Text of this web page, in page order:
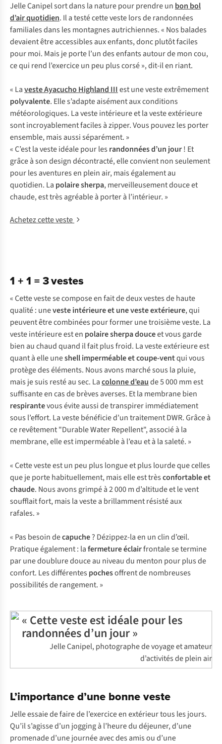
Jelle Canipel sort dans la nature pour prendre un bon bol
d’air quotidien. Il a testé cette veste lors de randonnées
familiales dans les montagnes autrichiennes. « Nos balades
devaient être accessibles aux enfants, donc plutôt faciles
pour moi. Mais je porte l’un des enfants autour de mon cou,
ce qui rend l’exercice un peu plus corsé », dit-il en riant.
« Laveste Ayacucho Highland IIIest une veste extrêmement
polyvalente. Elle s’adapte aisément aux conditions
météorologiques. La veste intérieure et la veste extérieure
sont incroyablement faciles à zipper. Vous pouvez les porter
ensemble, mais aussi séparément. »
« C’est la veste idéale pour les randonnées d’un jour! Et
grâce à son design décontracté, elle convient non seulement
pour les aventures en plein air, mais également au
quotidien. La polaire sherpa, merveilleusement douce et
chaude, est très agréable à porter à l’intérieur. »
Achetez cette veste
1 + 1 = 3 vestes
« Cette veste se compose en fait de deux vestes de haute
qualité : uneveste intérieure et une veste extérieure, qui
peuvent être combinées pour former une troisième veste. La
veste intérieure est en polaire sherpa douceet vous garde
bien au chaud quand il fait plus froid. La veste extérieure est
quant à elle uneshell imperméable et coupe-ventqui vous
protège des éléments. Nous avons marché sous la pluie,
mais je suis resté au sec. Lacolonne d’eaude 5 000 mm est
suffisante en cas de brèves averses. Et la membrane bien
respirantevous évite aussi de transpirer immédiatement
sous l’effort. La veste bénéficie d’un traitement DWR. Grâce à
ce revêtement "Durable Water Repellent", associé à la
membrane, elle est imperméable à l’eau et à la saleté. »
« Cette veste est un peu plus longue et plus lourde que celles
que je porte habituellement, mais elle est trèsconfortable et
chaude. Nous avons grimpé à 2 000 m d’altitude et le vent
soufflait fort, mais la veste a brillamment résisté aux
rafales. »
« Pas besoin decapuche? Dézippez-la en un clin d’œil.
Pratique également : lafermeture éclairfrontale se termine
par une doublure douce au niveau du menton pour plus de
confort. Les différentes pochesoffrent de nombreuses
possibilités de rangement. »
« Cette veste est idéale pour les
randonnées d’un jour »
Jelle Canipel, photographe de voyage et amateur
d’activités de plein air
L’importance d’une bonne veste
Jelle essaie de faire de l’exercice en extérieur tous les jours.
Qu’il s’agisse d’un jogging à l’heure du déjeuner, d’une
promenade d’une journée avec des amis ou d’une